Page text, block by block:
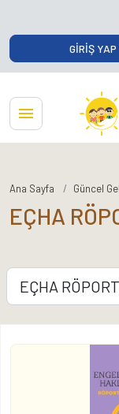
GIRIŞ YAP
Ana Sayfa Güncel
EÇHA